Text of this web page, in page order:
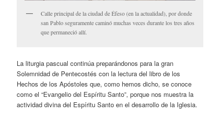
Calle principal de la ciudad de Éfeso (en la actualidad), por donde
san Pablo seguramente caminó muchas veces durante los tres años
que permaneció allí.
La liturgia pascual continúa preparándonos para la gran
Solemnidad de Pentecostés con la lectura del libro de los
Hechos de los Apóstoles que, como hemos dicho, se conoce
como el “Evangelio del Espíritu Santo”, porque nos muestra la
actividad divina del Espíritu Santo en el desarrollo de la Iglesia.